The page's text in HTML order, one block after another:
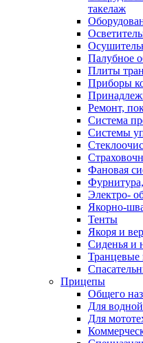
такелаж
Палубное
Плиты
Приборы
Ремонт,
Система
Системы
Фановая
Электро-
Якорно-
Тенты
Якоря и
Сиденья и
Транцевые
Прицепы
Общего
Для
Для